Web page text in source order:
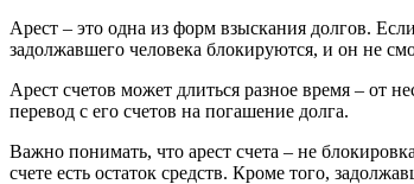
Арест – это одна из форм взыскания долгов.
задолжавшего человека блокируются, и он не
Арест счетов может длиться разное время – от
перевод с его счетов на погашение долга.
Важно понимать, что арест счета – не
счете есть остаток средств. Кроме того,